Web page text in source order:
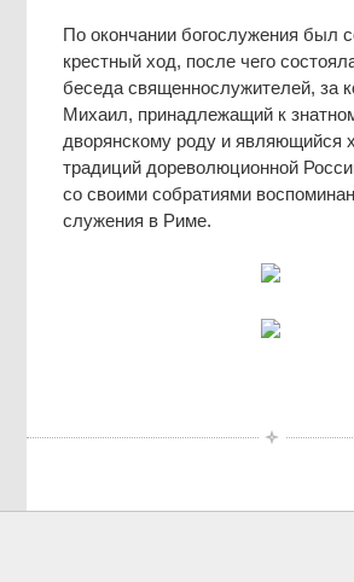
По окончании богослужения был
крестный ход, после чего
беседа священнослужителей, за
Михаил, принадлежащий к
дворянскому роду и являющийся
традиций дореволюционной
со своими собратиями
служения в Риме.